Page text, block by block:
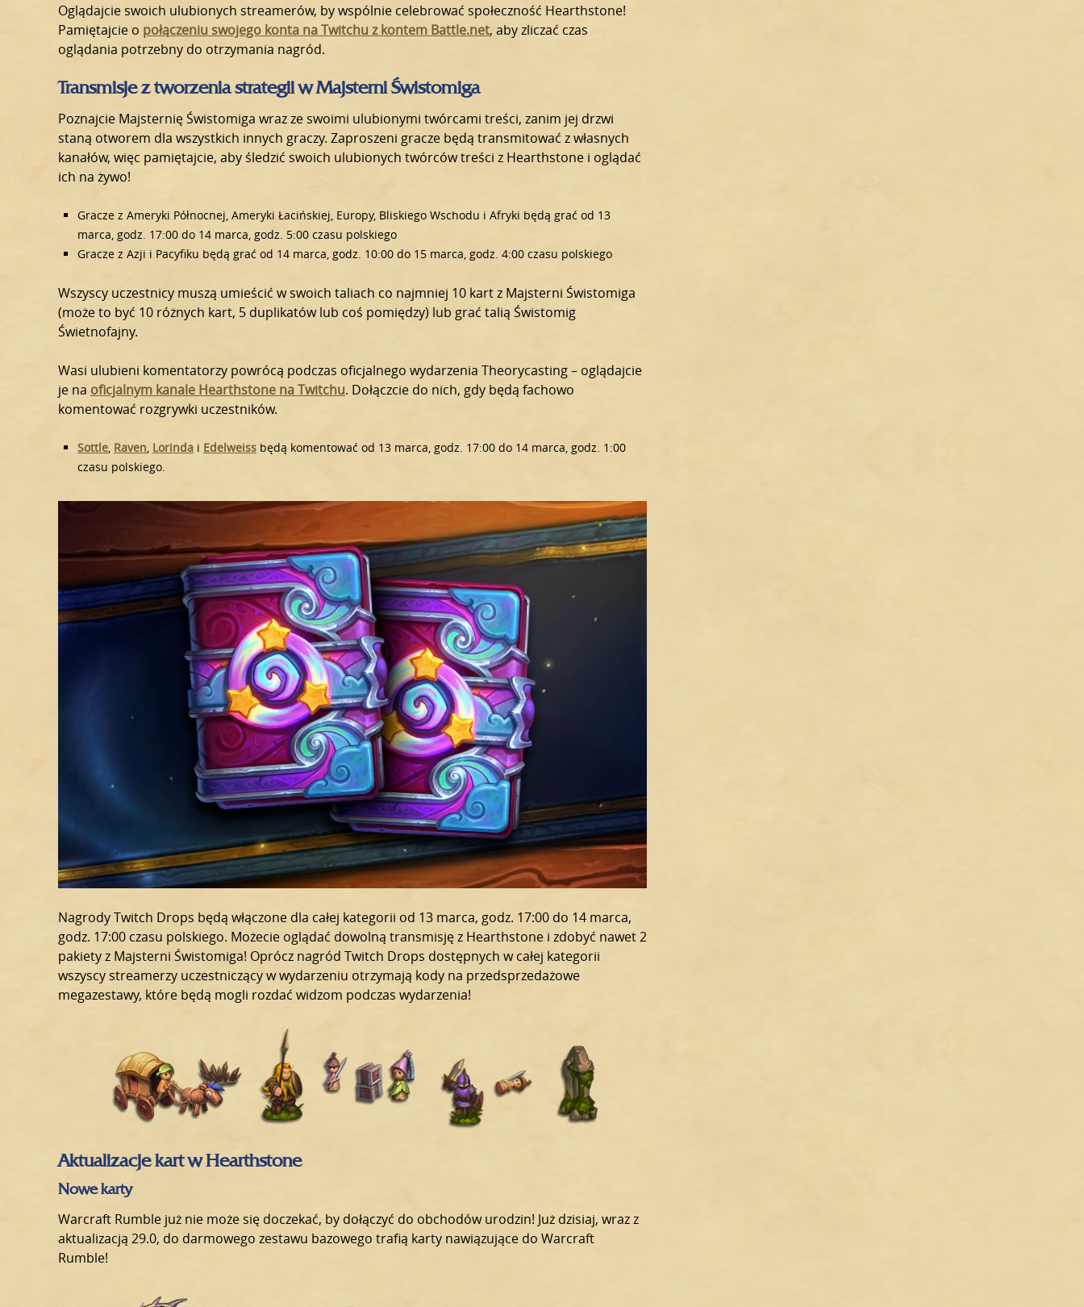
Oglądajcie swoich ulubionych streamerów, by wspólnie celebrować społeczność Hearthstone!
Pamiętajcie o połączeniu swojego konta na Twitchu z kontem Battle.net, aby zliczać czas
oglądania potrzebny do otrzymania nagród.
Transmisje z tworzenia strategii w Majsterni Świstomiga
Poznajcie Majsternię Świstomiga wraz ze swoimi ulubionymi twórcami treści, zanim jej drzwi
staną otworem dla wszystkich innych graczy. Zaproszeni gracze będą transmitować z własnych
kanałów, więc pamiętajcie, aby śledzić swoich ulubionych twórców treści z Hearthstone i oglądać
ich na żywo!
Gracze z Ameryki Północnej, Ameryki Łacińskiej, Europy, Bliskiego Wschodu i Afryki będą grać od 13
marca, godz. 17:00 do 14 marca, godz. 5:00 czasu polskiego
Gracze z Azji i Pacyfiku będą grać od 14 marca, godz. 10:00 do 15 marca, godz. 4:00 czasu polskiego
Wszyscy uczestnicy muszą umieścić w swoich taliach co najmniej 10 kart z Majsterni Świstomiga
(może to być 10 różnych kart, 5 duplikatów lub coś pomiędzy) lub grać talią Świstomig
Świetnofajny.
Wasi ulubieni komentatorzy powrócą podczas oficjalnego wydarzenia Theorycasting – oglądajcie
je na oficjalnym kanale Hearthstone na Twitchu. Dołączcie do nich, gdy będą fachowo
komentować rozgrywki uczestników.
Sottle, Raven, Lorinda i Edelweiss będą komentować od 13 marca, godz. 17:00 do 14 marca, godz. 1:00
czasu polskiego.
Nagrody Twitch Drops będą włączone dla całej kategorii od 13 marca, godz. 17:00 do 14 marca,
godz. 17:00 czasu polskiego. Możecie oglądać dowolną transmisję z Hearthstone i zdobyć nawet 2
pakiety z Majsterni Świstomiga! Oprócz nagród Twitch Drops dostępnych w całej kategorii
wszyscy streamerzy uczestniczący w wydarzeniu otrzymają kody na przedsprzedażowe
megazestawy, które będą mogli rozdać widzom podczas wydarzenia!
Aktualizacje kart w Hearthstone
Nowe karty
Warcraft Rumble już nie może się doczekać, by dołączyć do obchodów urodzin! Już dzisiaj, wraz z
aktualizacją 29.0, do darmowego zestawu bazowego trafią karty nawiązujące do Warcraft
Rumble!